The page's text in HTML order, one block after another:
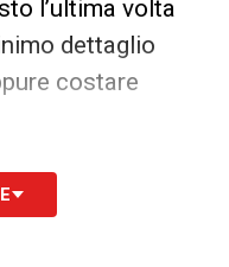
l’ultima volta
dettaglio
costare
I ragazzi
compatti e